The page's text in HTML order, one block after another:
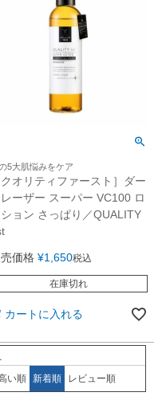
5大肌悩みをケア
クオリティファースト］ダー
ーザー スーパー VC100 ロ
ョン さっぱり／QUALITY
価格 ¥1,650税込
在庫切れ
カートに入れる
い順 新着順 レビュー順